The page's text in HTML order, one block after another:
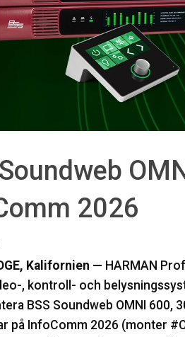
2026
Kalifornien — HARMAN
, kontroll- och
BSS Soundweb OMNI 600,
på InfoComm 2026 (monter